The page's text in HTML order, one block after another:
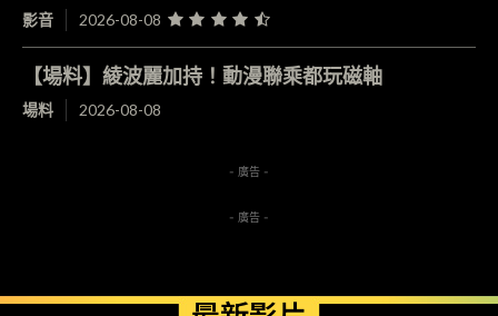
影音 2026-08-08
【場料】綾波麗加持！動漫聯乘都玩磁軸
場料 2026-08-08
- 廣告 -
- 廣告 -